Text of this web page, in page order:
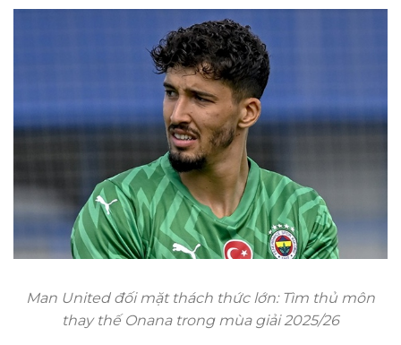
Man United đối mặt thách thức lớn: Tìm thủ môn
thay thế Onana trong mùa giải 2025/26